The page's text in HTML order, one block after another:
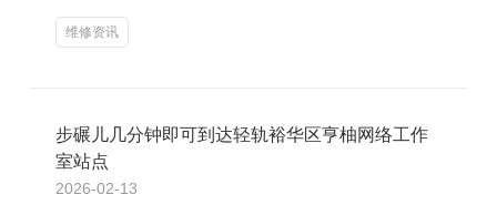
维修资讯
步碾儿几分钟即可到达轻轨裕华区亨柚网络工作
室站点
2026-02-13